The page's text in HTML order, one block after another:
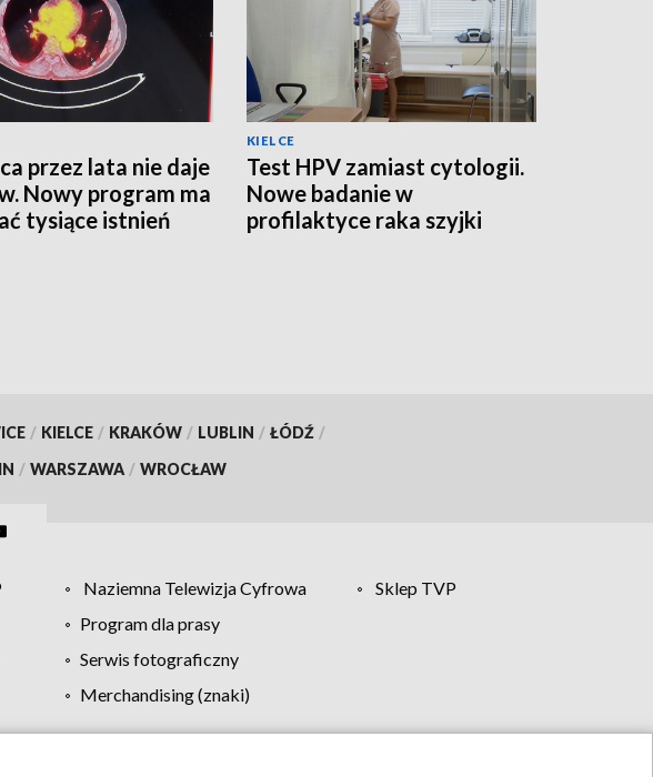
przez lata nie daje
Nowy program ma
tysiące istnień
KIELCE
Test HPV zamiast cytologii.
Nowe badanie w
profilaktyce raka szyjki
/ KIELCE / KRAKÓW / LUBLIN / ŁÓDŹ /
/ WARSZAWA / WROCŁAW
Naziemna Telewizja Cyfrowa
Sklep TVP
Program dla prasy
Serwis fotograficzny
Merchandising (znaki)